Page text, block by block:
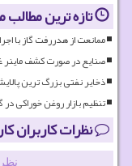
تازه ترین مطالب
ممانعت از هدررفت گاز با
صنایع در صورت کشف ماینر
ذخایر نفتی بزرگ ترین
تنظیم بازار روغن خوراکی در
نظرات کاربران